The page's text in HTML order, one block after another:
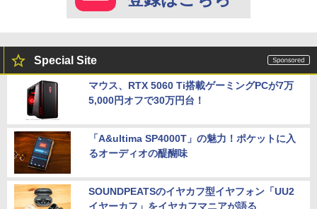
Special Site
マウス、RTX 5060 Ti搭載ゲーミングPCが7万
5,000円オフで30万円台！
「A&ultima SP4000T」の魅力！ポケットに入
るオーディオの醍醐味
SOUNDPEATSのイヤカフ型イヤフォン「UU2
イヤーカフ」をイヤカフマニアが語る